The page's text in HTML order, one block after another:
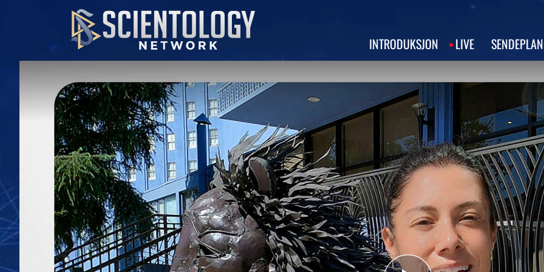
INTRODUKSJON LIVE SENDEPLAN